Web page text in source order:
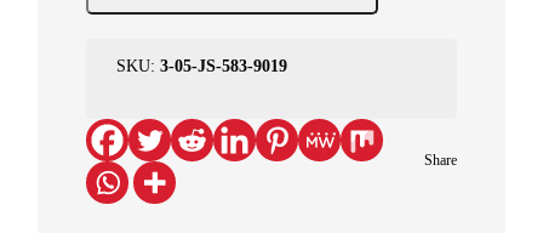
SKU: 3-05-JS-583-9019
Share